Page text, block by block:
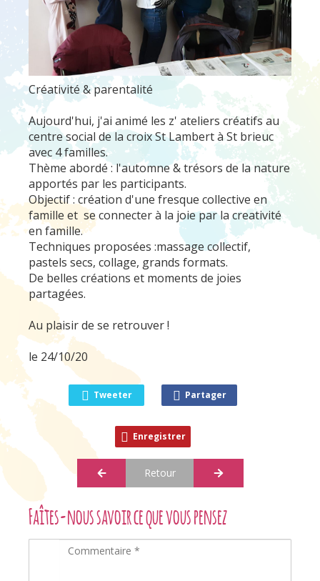
Créativité & parentalité
Aujourd'hui, j'ai animé les z' ateliers créatifs au
centre social de la croix St Lambert à St brieuc
avec 4 familles.
Thème abordé : l'automne & trésors de la nature
apportés par les participants.
Objectif : création d'une fresque collective en
famille et se connecter à la joie par la creativité
en famille.
Techniques proposées :massage collectif,
pastels secs, collage, grands formats.
De belles créations et moments de joies
partagées.
Au plaisir de se retrouver !
le 24/10/20
Tweeter Partager
Enregistrer
Retour
Faîtes-nous savoir ce que vous pensez